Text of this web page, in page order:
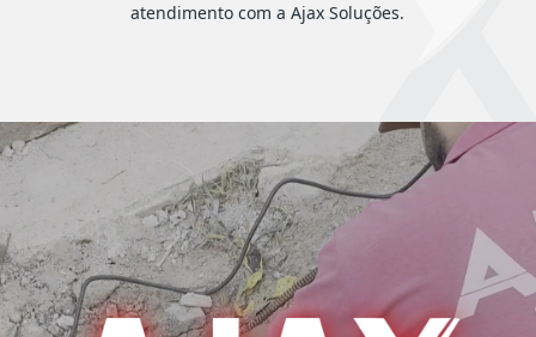
atendimento com a Ajax Soluções.